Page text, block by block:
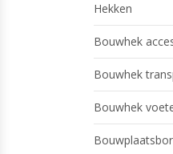
Hekken
Bouwhek
Bouwhek
Bouwhek